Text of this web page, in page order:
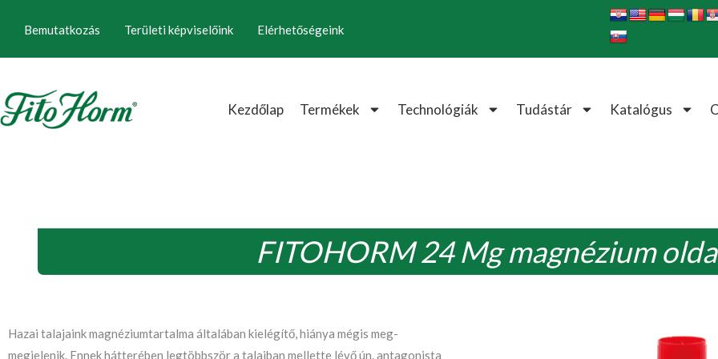
Bemutatkozás Területi képviselőink Elérhetőségeink
Kezdőlap Termékek Technológiák Tudástár Katalógus
FITOHORM 24 Mg magnézium
Hazai talajaink magnéziumtartalma általában kielégítő, hiánya mégis meg-
megjelenik. Ennek hátterében legtöbbször a talajban mellette lévő ún. antagonista